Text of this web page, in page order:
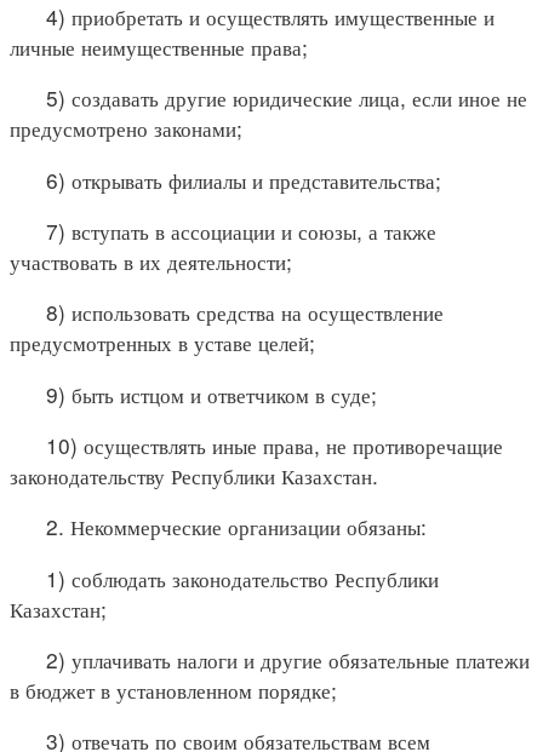
4) приобретать и осуществлять имущественные и
личные неимущественные права;
5) создавать другие юридические лица, если иное не
предусмотрено законами;
6) открывать филиалы и представительства;
7) вступать в ассоциации и союзы, а также
участвовать в их деятельности;
8) использовать средства на осуществление
предусмотренных в уставе целей;
9) быть истцом и ответчиком в суде;
10) осуществлять иные права, не противоречащие
законодательству Республики Казахстан.
2. Некоммерческие организации обязаны:
1) соблюдать законодательство Республики
Казахстан;
2) уплачивать налоги и другие обязательные платежи
в бюджет в установленном порядке;
3) отвечать по своим обязательствам всем